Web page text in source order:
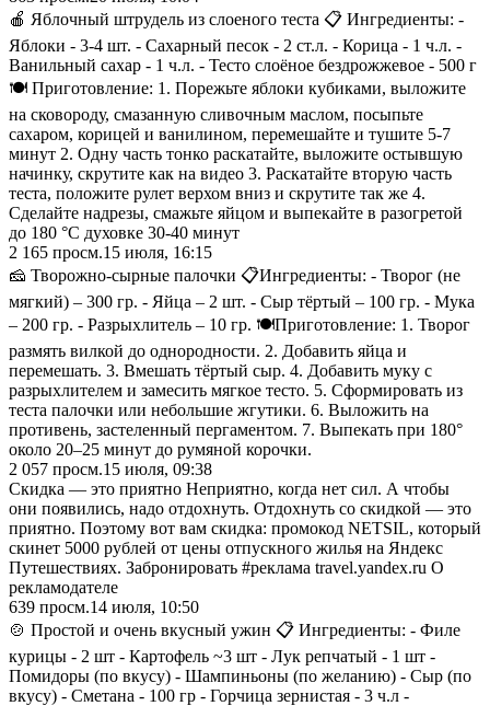
🍎 Яблочный штрудель из слоеного теста 📋 Ингредиенты: -
Яблоки - 3-4 шт. - Сахарный песок - 2 ст.л. - Корица - 1 ч.л. -
Ванильный сахар - 1 ч.л. - Тесто слоёное бездрожжевое - 500 г
🍽️ Приготовление: 1. Порежьте яблоки кубиками, выложите
на сковороду, смазанную сливочным маслом, посыпьте
сахаром, корицей и ванилином, перемешайте и тушите 5-7
минут 2. Одну часть тонко раскатайте, выложите остывшую
начинку, скрутите как на видео 3. Раскатайте вторую часть
теста, положите рулет верхом вниз и скрутите так же 4.
Сделайте надрезы, смажьте яйцом и выпекайте в разогретой
до 180 °C духовке 30-40 минут
2 165 просм.15 июля, 16:15
🧀 Творожно-сырные палочки 📋Ингредиенты: - Творог (не
мягкий) – 300 гр. - Яйца – 2 шт. - Сыр тёртый – 100 гр. - Мука
– 200 гр. - Разрыхлитель – 10 гр. 🍽️Приготовление: 1. Творог
размять вилкой до однородности. 2. Добавить яйца и
перемешать. 3. Вмешать тёртый сыр. 4. Добавить муку с
разрыхлителем и замесить мягкое тесто. 5. Сформировать из
теста палочки или небольшие жгутики. 6. Выложить на
противень, застеленный пергаментом. 7. Выпекать при 180°
около 20–25 минут до румяной корочки.
2 057 просм.15 июля, 09:38
Скидка — это приятно Неприятно, когда нет сил. А чтобы
они появились, надо отдохнуть. Отдохнуть со скидкой — это
приятно. Поэтому вот вам скидка: промокод NETSIL, который
скинет 5000 рублей от цены отпускного жилья на Яндекс
Путешествиях. Забронировать #реклама travel.yandex.ru О
рекламодателе
639 просм.14 июля, 10:50
🍲 Простой и очень вкусный ужин 📋 Ингредиенты: - Филе
курицы - 2 шт - Картофель ~3 шт - Лук репчатый - 1 шт -
Помидоры (по вкусу) - Шампиньоны (по желанию) - Сыр (по
вкусу) - Сметана - 100 гр - Горчица зернистая - 3 ч.л -